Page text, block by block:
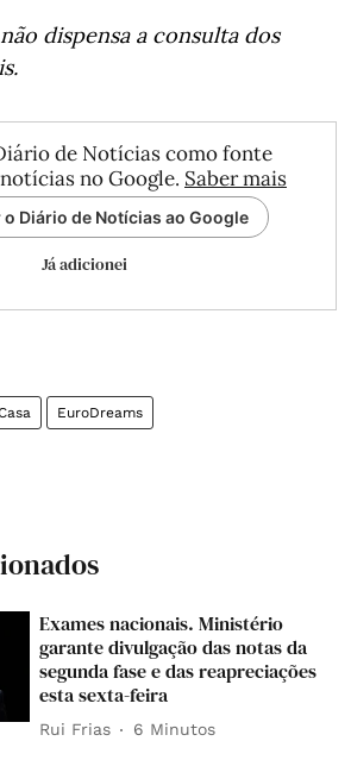
dispensa a consulta dos
de Notícias como fonte
no Google. Saber mais
Diário de Notícias ao Google
Já adicionei
EuroDreams
Exames nacionais. Ministério
garante divulgação das notas da
segunda fase e das reapreciações
esta sexta-feira
Rui Frias 6 Minutos